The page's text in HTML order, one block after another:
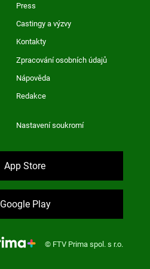
Press
Castingy a výzvy
Kontakty
Zpracování osobních údajů
Nápověda
Redakce
Nastavení soukromí
App Store
Google Play
© FTV Prima spol. s r.o.